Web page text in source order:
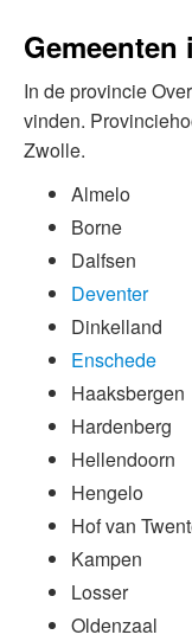
Gemeenten
In de provincie
vinden.
Zwolle.
Almelo
Borne
Dalfsen
Deventer
Dinkelland
Enschede
Haaksbergen
Hardenberg
Hellendoorn
Hengelo
Hof van
Kampen
Losser
Oldenzaal